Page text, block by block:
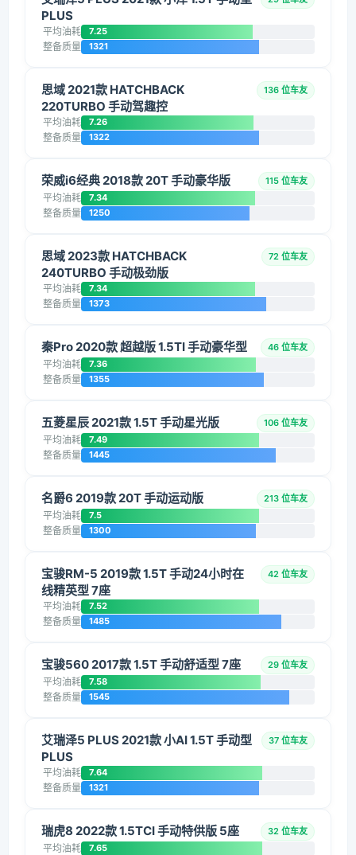
PLUS
平均油耗 7.25
整备质量 1321
思域 2021款 HATCHBACK
220TURBO 手动驾趣控
136 位车友
平均油耗 7.26
整备质量 1322
荣威i6经典 2018款 20T 手动豪华版 115 位车友
平均油耗 7.34
整备质量 1250
思域 2023款 HATCHBACK
240TURBO 手动极劲版
72 位车友
平均油耗 7.34
整备质量 1373
秦Pro 2020款 超越版 1.5TI 手动豪华型 46 位车友
平均油耗 7.36
整备质量 1355
五菱星辰 2021款 1.5T 手动星光版 106 位车友
平均油耗 7.49
整备质量 1445
名爵6 2019款 20T 手动运动版 213 位车友
平均油耗 7.5
整备质量 1300
宝骏RM-5 2019款 1.5T 手动24小时在
线精英型 7座
42 位车友
平均油耗 7.52
整备质量 1485
宝骏560 2017款 1.5T 手动舒适型 7座 29 位车友
平均油耗 7.58
整备质量 1545
艾瑞泽5 PLUS 2021款 小AI 1.5T 手动型
PLUS
37 位车友
平均油耗 7.64
整备质量 1321
瑞虎8 2022款 1.5TCI 手动特供版 5座 32 位车友
平均油耗 7.65